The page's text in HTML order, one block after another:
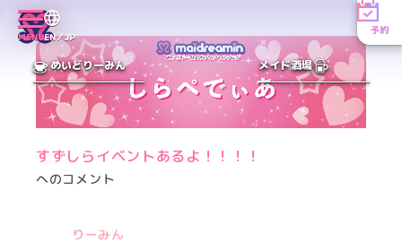
MENUEN／JP
予約
めいどりーみん メイド酒場
すずしらイベントあるよ！！！！
へのコメント
りーみん